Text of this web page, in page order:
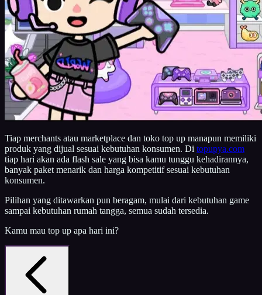
Tiap merchants atau marketplace dan toko top up manapun memiliki
produk yang dijual sesuai kebutuhan konsumen. Di topupya.com
tiap hari akan ada flash sale yang bisa kamu tunggu kehadirannya,
banyak paket menarik dan harga kompetitif sesuai kebutuhan
konsumen.
Pilihan yang ditawarkan pun beragam, mulai dari kebutuhan game
sampai kebutuhan rumah tangga, semua sudah tersedia.
Kamu mau top up apa hari ini?